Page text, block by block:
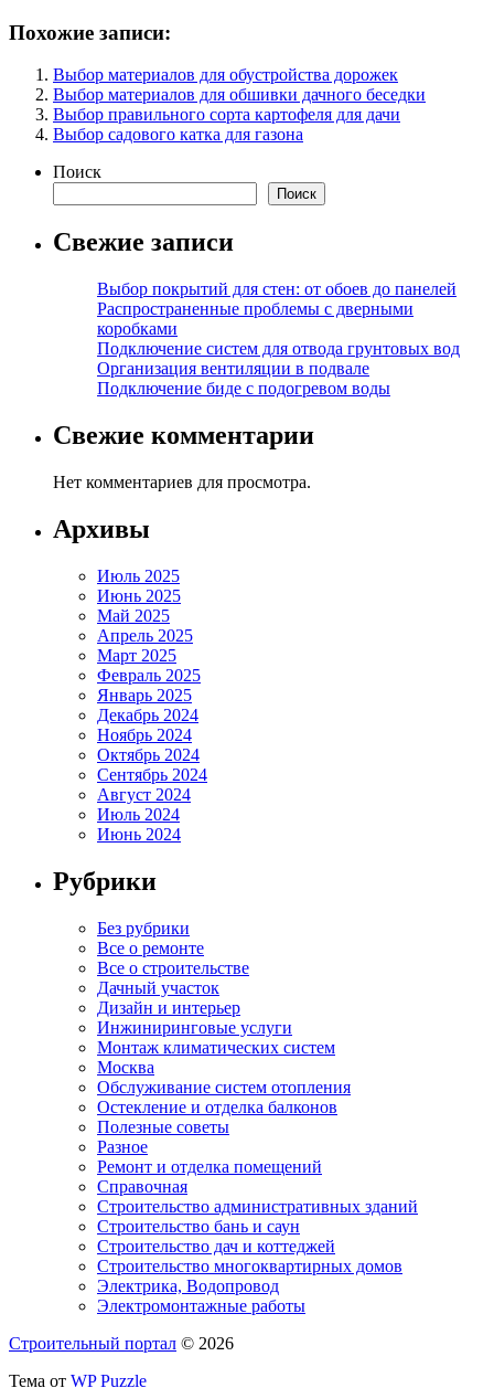
Похожие записи:
Выбор материалов для обустройства дорожек
Выбор материалов для обшивки дачного беседки
Выбор правильного сорта картофеля для дачи
Выбор садового катка для газона
Поиск
Поиск
Свежие записи
Выбор покрытий для стен: от обоев до панелей
Распространенные проблемы с дверными
коробками
Подключение систем для отвода грунтовых вод
Организация вентиляции в подвале
Подключение биде с подогревом воды
Свежие комментарии
Нет комментариев для просмотра.
Архивы
Июль 2025
Июнь 2025
Май 2025
Апрель 2025
Март 2025
Февраль 2025
Январь 2025
Декабрь 2024
Ноябрь 2024
Октябрь 2024
Сентябрь 2024
Август 2024
Июль 2024
Июнь 2024
Рубрики
Без рубрики
Все о ремонте
Все о строительстве
Дачный участок
Дизайн и интерьер
Инжиниринговые услуги
Монтаж климатических систем
Москва
Обслуживание систем отопления
Остекление и отделка балконов
Полезные советы
Разное
Ремонт и отделка помещений
Справочная
Строительство административных зданий
Строительство бань и саун
Строительство дач и коттеджей
Строительство многоквартирных домов
Электрика, Водопровод
Электромонтажные работы
Строительный портал © 2026
Тема от WP Puzzle